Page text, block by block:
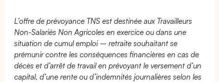
L’offre de prévoyance TNS est destinée aux Travailleurs
Non-Salariés Non Agricoles en exercice ou dans une
situation de cumul emploi – retraite souhaitant se
prémunir contre les conséquences financières en cas de
décès et d’arrêt de travail en prévoyant le versement d’un
capital, d’une rente ou d’indemnités journalières selon les